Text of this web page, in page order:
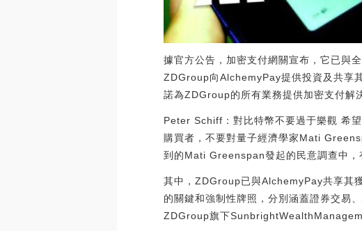
據官方公告，加密支付網關宣布，它已與
ZDGroup向AlchemyPay提供投資及共享
諾為ZDGroup的所有業務提供加密支付解
Peter Schiff：對比特幣不要過于樂觀 希
購買者，不要對量子經濟學家Mati
到的Mati Greenspan發起的民意調查中
其中，ZDGroup已與AlchemyPay共享其
的關鍵和強制性牌照，分別涵蓋證券交易
ZDGroup旗下